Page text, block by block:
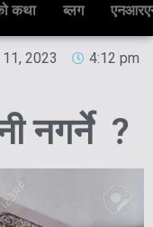
कथा ब्लग
2023
4:12 pm
नगर्ने ?